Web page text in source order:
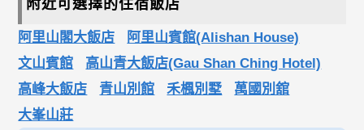
附近可選擇的住宿飯店
阿里山閣大飯店
阿里山賓館(Alishan House)
文山賓館
高山青大飯店(Gau Shan Ching Hotel)
高峰大飯店
青山別館 禾楓別墅
萬國別舘
大峯山莊